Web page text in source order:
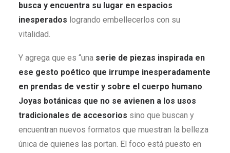
busca y encuentra su lugar en espacios
inesperados logrando embellecerlos con su
vitalidad.
Y agrega que es “una serie de piezas inspirada en
ese gesto poético que irrumpe inesperadamente
en prendas de vestir y sobre el cuerpo humano.
Joyas botánicas que no se avienen a los usos
tradicionales de accesorios sino que buscan y
encuentran nuevos formatos que muestran la belleza
única de quienes las portan. El foco está puesto en